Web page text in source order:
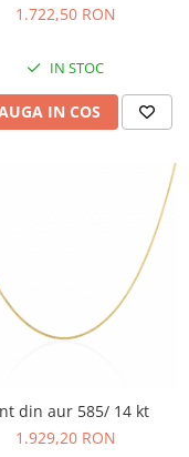
1.722,50 RON
IN STOC
IN COS
din aur 585/ 14 kt
1.929,20 RON